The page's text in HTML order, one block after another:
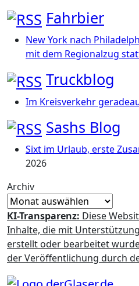
Fahrbier
New York nach
mit dem Regionalzug
Truckblog
Im Kreisverkehr
Sashs Blog
Sixt im Urlaub, erste
2026
Archiv
KI-Transparenz: Diese
Inhalte, die mit
erstellt oder bearbeitet
der Veröffentlichung durch